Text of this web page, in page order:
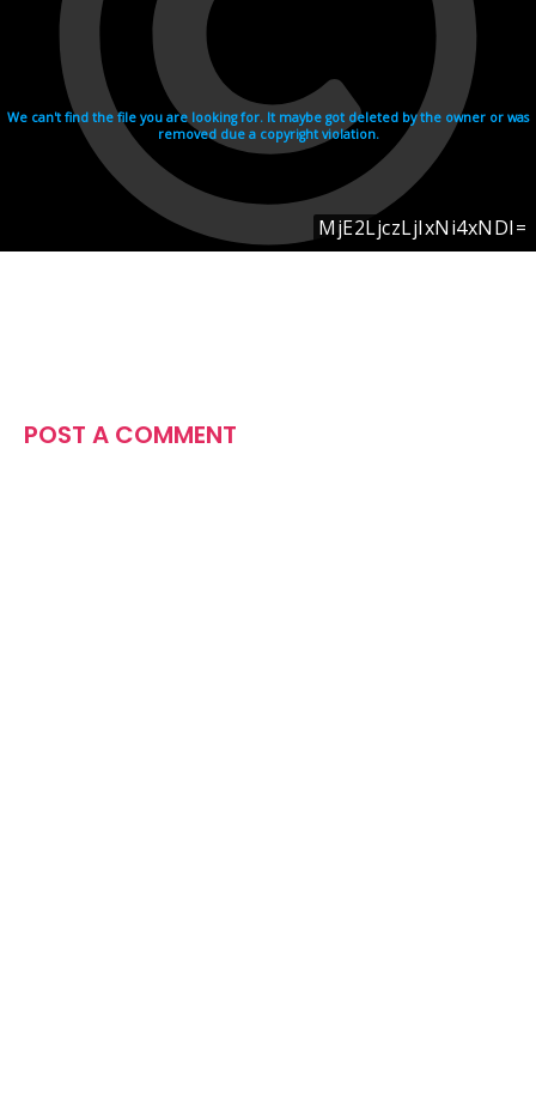
POST A COMMENT